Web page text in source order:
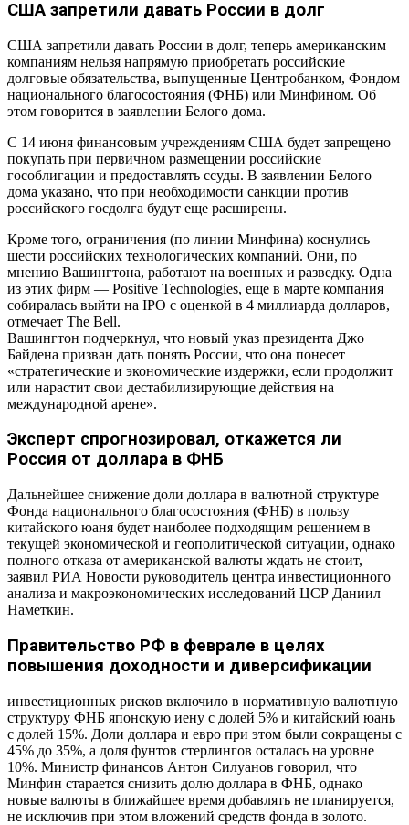
США запретили давать России в долг
США запретили давать России в долг, теперь американским
компаниям нельзя напрямую приобретать российские
долговые обязательства, выпущенные Центробанком, Фондом
национального благосостояния (ФНБ) или Минфином. Об
этом говорится в заявлении Белого дома.
С 14 июня финансовым учреждениям США будет запрещено
покупать при первичном размещении российские
гособлигации и предоставлять ссуды. В заявлении Белого
дома указано, что при необходимости санкции против
российского госдолга будут еще расширены.
Кроме того, ограничения (по линии Минфина) коснулись
шести российских технологических компаний. Они, по
мнению Вашингтона, работают на военных и разведку. Одна
из этих фирм — Positive Technologies, еще в марте компания
собиралась выйти на IPO с оценкой в 4 миллиарда долларов,
отмечает The Bell.
Вашингтон подчеркнул, что новый указ президента Джо
Байдена призван дать понять России, что она понесет
«стратегические и экономические издержки, если продолжит
или нарастит свои дестабилизирующие действия на
международной арене».
Эксперт спрогнозировал, откажется ли
Россия от доллара в ФНБ
Дальнейшее снижение доли доллара в валютной структуре
Фонда национального благосостояния (ФНБ) в пользу
китайского юаня будет наиболее подходящим решением в
текущей экономической и геополитической ситуации, однако
полного отказа от американской валюты ждать не стоит,
заявил РИА Новости руководитель центра инвестиционного
анализа и макроэкономических исследований ЦСР Даниил
Наметкин.
Правительство РФ в феврале в целях
повышения доходности и диверсификации
инвестиционных рисков включило в нормативную валютную
структуру ФНБ японскую иену с долей 5% и китайский юань
с долей 15%. Доли доллара и евро при этом были сокращены с
45% до 35%, а доля фунтов стерлингов осталась на уровне
10%. Министр финансов Антон Силуанов говорил, что
Минфин старается снизить долю доллара в ФНБ, однако
новые валюты в ближайшее время добавлять не планируется,
не исключив при этом вложений средств фонда в золото.